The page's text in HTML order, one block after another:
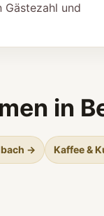
Gästezahl und
in
→ Kaffee &